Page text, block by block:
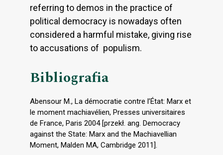
referring to demos in the practice of
political democracy is nowadays often
considered a harmful mistake, giving rise
to accusations of populism.
Bibliografia
Abensour M., La démocratie contre l’État: Marx et
le moment machiavélien, Presses universitaires
de France, Paris 2004 [przekł. ang. Democracy
against the State: Marx and the Machiavellian
Moment, Malden MA, Cambridge 2011].